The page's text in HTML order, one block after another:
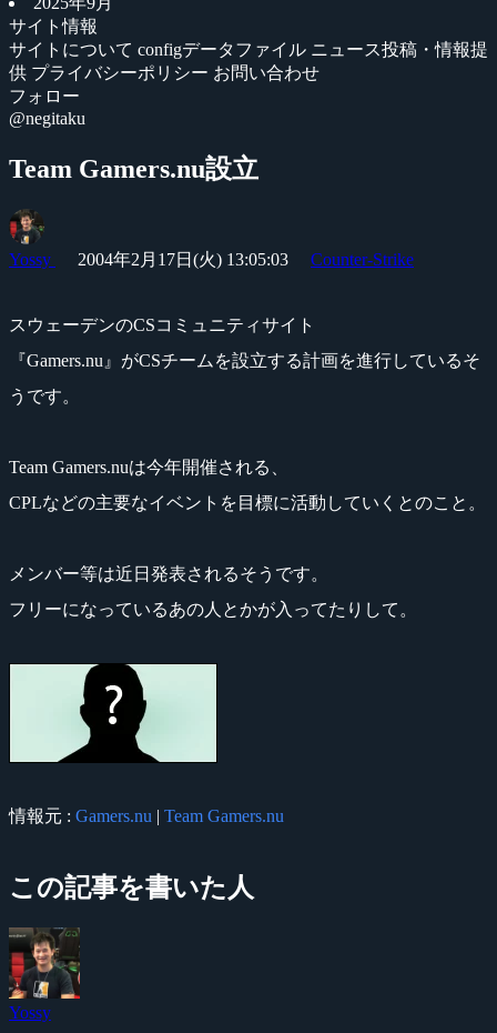
サイト情報
サイトについて configデータファイル ニュース投稿・情報提
供 プライバシーポリシー お問い合わせ
フォロー
@negitaku
Team Gamers.nu設立
Yossy 2004年2月17日(火) 13:05:03 Counter-Strike
スウェーデンのCSコミュニティサイト
『Gamers.nu』がCSチームを設立する計画を進行しているそ
うです。
Team Gamers.nuは今年開催される、
CPLなどの主要なイベントを目標に活動していくとのこと。
メンバー等は近日発表されるそうです。
フリーになっているあの人とかが入ってたりして。
情報元 : Gamers.nu | Team Gamers.nu
この記事を書いた人
Yossy